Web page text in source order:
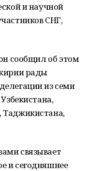
и научной
СНГ,
сообщил об этом
рады
из семи
Таджикистана,
связывает
и сегодняшнее